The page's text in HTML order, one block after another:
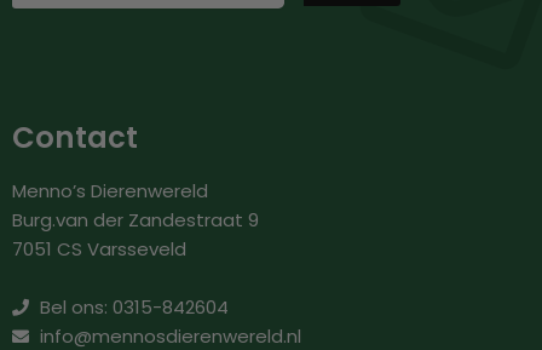
Contact
Menno’s Dierenwereld
Burg.van der Zandestraat 9
7051 CS Varsseveld
Bel ons: 0315-842604
info@mennosdierenwereld.nl